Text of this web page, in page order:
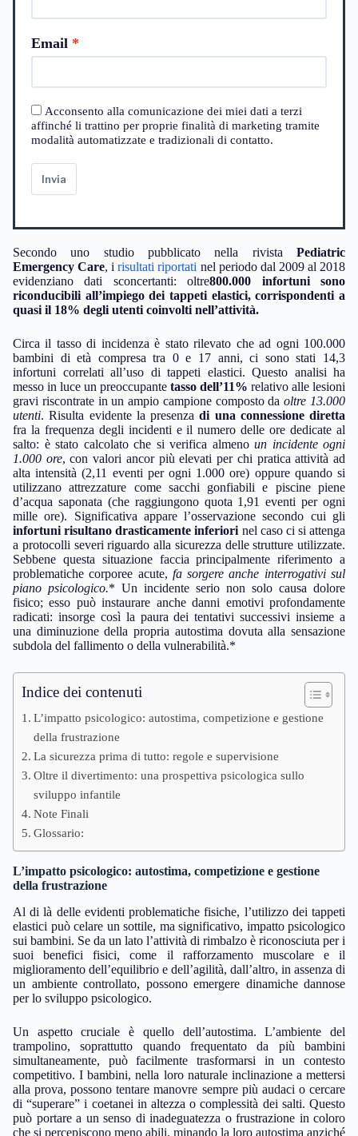
Email
Acconsento alla comunicazione dei miei dati a terzi
affinché li trattino per proprie finalità di marketing tramite
modalità automatizzate e tradizionali di contatto.
Invia
Secondo uno studio pubblicato nella rivista Pediatric
Emergency Care, irisultati riportati nel periodo dal 2009 al 2018
evidenziano dati sconcertanti: oltre800.000 infortuni sono
riconducibili all’impiego dei tappeti elastici, corrispondenti a
quasi il 18% degli utenti coinvolti nell’attività.
Circa il tasso di incidenza è stato rilevato che ad ogni 100.000
bambini di età compresa tra 0 e 17 anni, ci sono stati 14,3
infortuni correlati all’uso di tappeti elastici. Questo analisi ha
messo in luce un preoccupante tasso dell’11% relativo alle lesioni
gravi riscontrate in un ampio campione composto daoltre 13.000
utenti. Risulta evidente la presenzadi una connessione diretta
fra la frequenza degli incidenti e il numero delle ore dedicate al
salto: è stato calcolato che si verifica almeno un incidente ogni
1.000 ore, con valori ancor più elevati per chi pratica attività ad
alta intensità (2,11 eventi per ogni 1.000 ore) oppure quando si
utilizzano attrezzature come sacchi gonfiabili e piscine piene
d’acqua saponata (che raggiungono quota 1,91 eventi per ogni
mille ore). Significativa appare l’osservazione secondo cui gli
infortuni risultano drasticamente inferiori nel caso ci si attenga
a protocolli severi riguardo alla sicurezza delle strutture utilizzate.
Sebbene questa situazione faccia principalmente riferimento a
problematiche corporee acute, fa sorgere anche interrogativi sul
piano psicologico.* Un incidente serio non solo causa dolore
fisico; esso può instaurare anche danni emotivi profondamente
radicati: insorge così la paura dei tentativi successivi insieme a
una diminuzione della propria autostima dovuta alla sensazione
subdola del fallimento o della vulnerabilità.*
Indice dei contenuti
L’impatto psicologico: autostima, competizione e gestione
della frustrazione
La sicurezza prima di tutto: regole e supervisione
Oltre il divertimento: una prospettiva psicologica sullo
sviluppo infantile
Note Finali
Glossario:
L’impatto psicologico: autostima, competizione e gestione
della frustrazione
Al di là delle evidenti problematiche fisiche, l’utilizzo dei tappeti
elastici può celare un sottile, ma significativo, impatto psicologico
sui bambini. Se da un lato l’attività di rimbalzo è riconosciuta per i
suoi benefici fisici, come il rafforzamento muscolare e il
miglioramento dell’equilibrio e dell’agilità, dall’altro, in assenza di
un ambiente controllato, possono emergere dinamiche dannose
per lo sviluppo psicologico.
Un aspetto cruciale è quello dell’autostima. L’ambiente del
trampolino, soprattutto quando frequentato da più bambini
simultaneamente, può facilmente trasformarsi in un contesto
competitivo. I bambini, nella loro naturale inclinazione a mettersi
alla prova, possono tentare manovre sempre più audaci o cercare
di “superare” i coetanei in altezza o complessità dei salti. Questo
può portare a un senso di inadeguatezza o frustrazione in coloro
che si percepiscono meno abili, minando la loro autostima anziché